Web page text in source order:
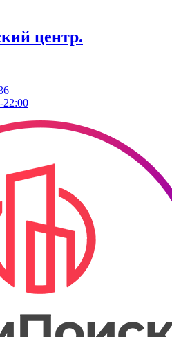
центр.
22:00